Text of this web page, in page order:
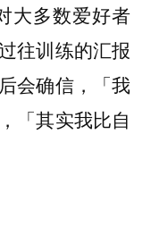
大多数爱好者
往训练的汇报
会确信，「我
「其实我比自